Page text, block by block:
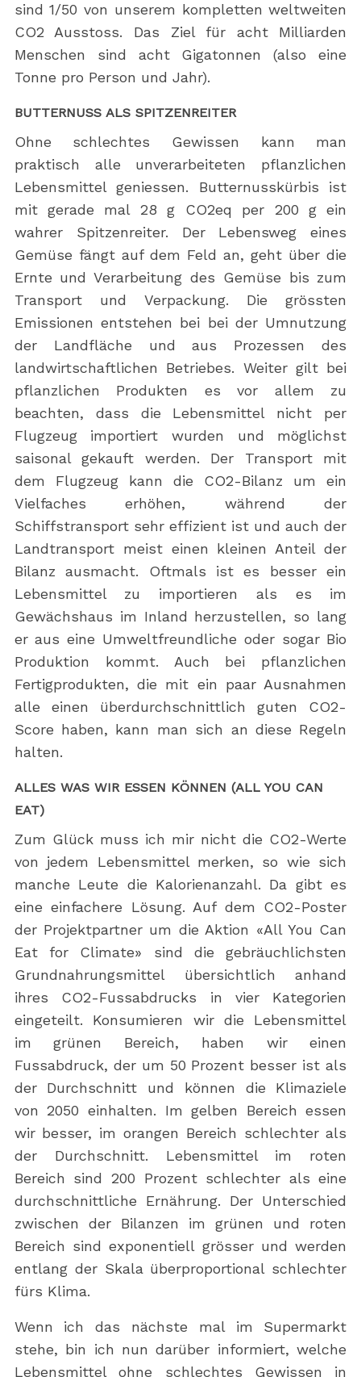
sind 1/50 von unserem kompletten weltweiten
CO2 Ausstoss. Das Ziel für acht Milliarden
Menschen sind acht Gigatonnen (also eine
Tonne pro Person und Jahr).
BUTTERNUSS ALS SPITZENREITER
Ohne schlechtes Gewissen kann man
praktisch alle unverarbeiteten pflanzlichen
Lebensmittel geniessen. Butternusskürbis ist
mit gerade mal 28 g CO2eq per 200 g ein
wahrer Spitzenreiter. Der Lebensweg eines
Gemüse fängt auf dem Feld an, geht über die
Ernte und Verarbeitung des Gemüse bis zum
Transport und Verpackung. Die grössten
Emissionen entstehen bei bei der Umnutzung
der Landfläche und aus Prozessen des
landwirtschaftlichen Betriebes. Weiter gilt bei
pflanzlichen Produkten es vor allem zu
beachten, dass die Lebensmittel nicht per
Flugzeug importiert wurden und möglichst
saisonal gekauft werden. Der Transport mit
dem Flugzeug kann die CO2-Bilanz um ein
Vielfaches erhöhen, während der
Schiffstransport sehr effizient ist und auch der
Landtransport meist einen kleinen Anteil der
Bilanz ausmacht. Oftmals ist es besser ein
Lebensmittel zu importieren als es im
Gewächshaus im Inland herzustellen, so lang
er aus eine Umweltfreundliche oder sogar Bio
Produktion kommt. Auch bei pflanzlichen
Fertigprodukten, die mit ein paar Ausnahmen
alle einen überdurchschnittlich guten CO2-
Score haben, kann man sich an diese Regeln
halten.
ALLES WAS WIR ESSEN KÖNNEN (ALL YOU CAN
EAT)
Zum Glück muss ich mir nicht die CO2-Werte
von jedem Lebensmittel merken, so wie sich
manche Leute die Kalorienanzahl. Da gibt es
eine einfachere Lösung. Auf dem CO2-Poster
der Projektpartner um die Aktion «All You Can
Eat for Climate» sind die gebräuchlichsten
Grundnahrungsmittel übersichtlich anhand
ihres CO2-Fussabdrucks in vier Kategorien
eingeteilt. Konsumieren wir die Lebensmittel
im grünen Bereich, haben wir einen
Fussabdruck, der um 50 Prozent besser ist als
der Durchschnitt und können die Klimaziele
von 2050 einhalten. Im gelben Bereich essen
wir besser, im orangen Bereich schlechter als
der Durchschnitt. Lebensmittel im roten
Bereich sind 200 Prozent schlechter als eine
durchschnittliche Ernährung. Der Unterschied
zwischen der Bilanzen im grünen und roten
Bereich sind exponentiell grösser und werden
entlang der Skala überproportional schlechter
fürs Klima.
Wenn ich das nächste mal im Supermarkt
stehe, bin ich nun darüber informiert, welche
Lebensmittel ohne schlechtes Gewissen in